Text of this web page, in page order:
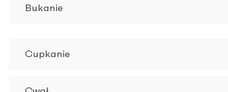
Bukanie
Cupkanie